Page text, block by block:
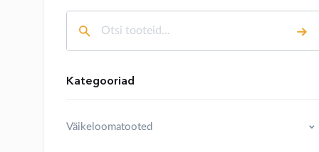
Kategooriad
Väikeloomatooted